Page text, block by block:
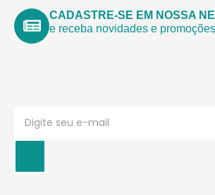
CADASTRE-SE EM NOSSA
e receba novidades e promoções